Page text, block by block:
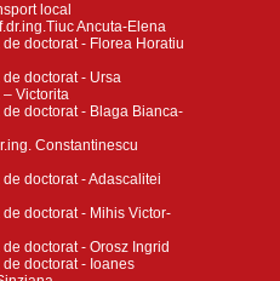
local
Ancuta-Elena
doctorat - Florea Horatiu
doctorat - Ursa
Victorita
doctorat - Blaga Bianca-
Constantinescu
doctorat - Adascalitei
doctorat - Mihis Victor-
doctorat - Orosz Ingrid
doctorat - Ioanes